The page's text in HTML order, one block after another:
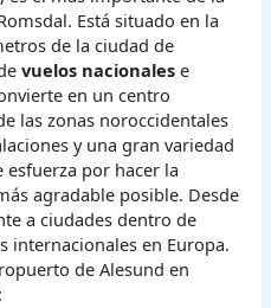
Está situado en la
de la ciudad de
vuelos nacionales e
en un centro
las zonas noroccidentales
y una gran variedad
esfuerza por hacer la
agradable posible. Desde
a ciudades dentro de
internacionales en Europa.
de Alesund en